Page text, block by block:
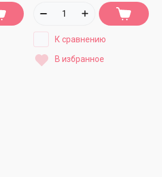
К сравнению
В избранное